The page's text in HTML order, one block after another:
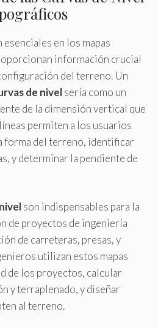
esenciales en los mapas
información crucial
del terreno. Un
de nivelsería como un
de la dimensión vertical que
permiten a los usuarios
forma del terreno, identificar
y determinar la pendiente de
son indispensables para la
de proyectos de ingeniería
de carreteras, presas, y
utilizan estos mapas
de los proyectos, calcular
y terraplenado, y diseñar
al terreno.